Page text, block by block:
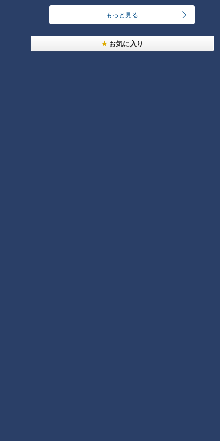
もっと見る
お気に入り
なるそうです。そのため、副交感神経が優位な睡眠中は、気管
支が収縮しやすく少しの刺激でも咳が出やすいのだとか。ま